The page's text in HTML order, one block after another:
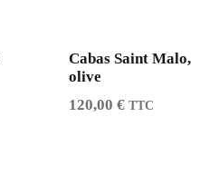
Cabas Saint Malo,
olive
120,00 € TTC